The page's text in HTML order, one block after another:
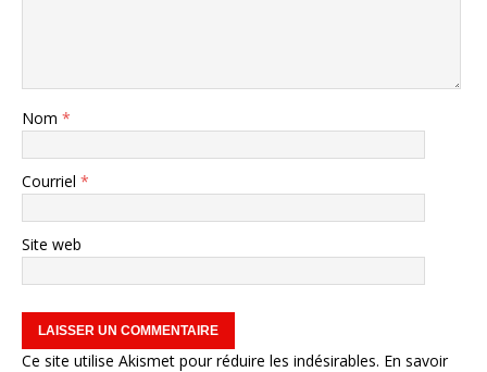
Nom *
Courriel *
Site web
Ce site utilise Akismet pour réduire les indésirables. En savoir